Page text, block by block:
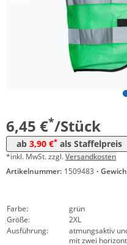
6,45 €*/Stück
ab 3,90 €* als Staffelpreis
*inkl. MwSt. zzgl.Versandkosten
Artikelnummer: 1509483 ·
Farbe:
grün
Größe:
2XL
Ausführung:
atmungsaktiv
mit zwei